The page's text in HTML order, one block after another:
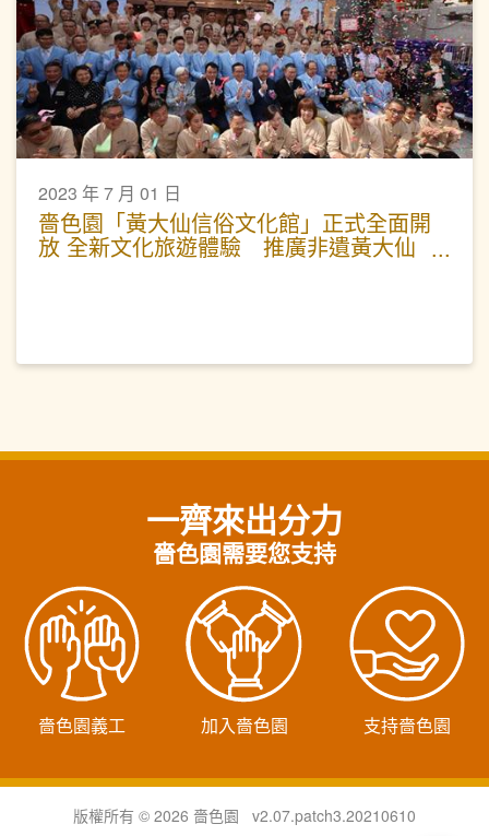
2023 年 7 月 01 日
嗇色園「黃大仙信俗文化館」正式全面開
放 全新文化旅遊體驗 推廣非遺黃大仙
一齊來出分力
嗇色園需要您支持
嗇色園義工 加入嗇色園 支持嗇色園
版權所有 © 2026 嗇色園 v2.07.patch3.20210610